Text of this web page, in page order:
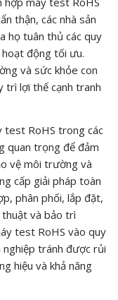
thận, các nhà sản
họ tuân thủ các quy
động tối ưu.
và sức khỏe con
trì lợi thế cạnh tranh
test RoHS trong các
quan trọng để đảm
vệ môi trường và
cấp giải pháp toàn
phân phối, lắp đặt,
thuật và bảo trì
test RoHS vào quy
nghiệp tránh được rủi
hiệu và khả năng